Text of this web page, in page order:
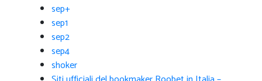
sep+
sep1
sep2
sep4
shoker